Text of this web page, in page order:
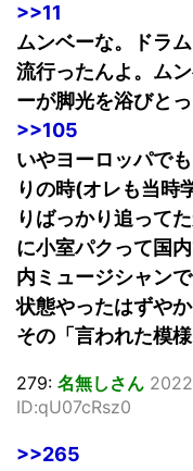
>>11
ムンベーな。ドラ
流行ったんよ。ム
ーが脚光を浴びとっ
>>105
いやヨーロッパで
りの時(オレも当時
りばっかり追って
に小室パクって国
内ミュージシャン
状態やったはずやか
その「言われた模
279: 名無しさん
ID:qU07cRsz0
>>265